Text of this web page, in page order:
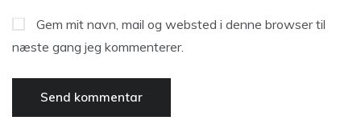
Gem mit navn, mail og websted i denne browser til
næste gang jeg kommenterer.